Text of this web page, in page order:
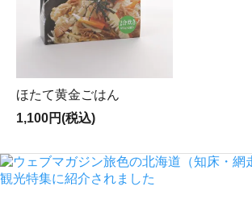
ほたて黄金ごはん
1,100円(税込)